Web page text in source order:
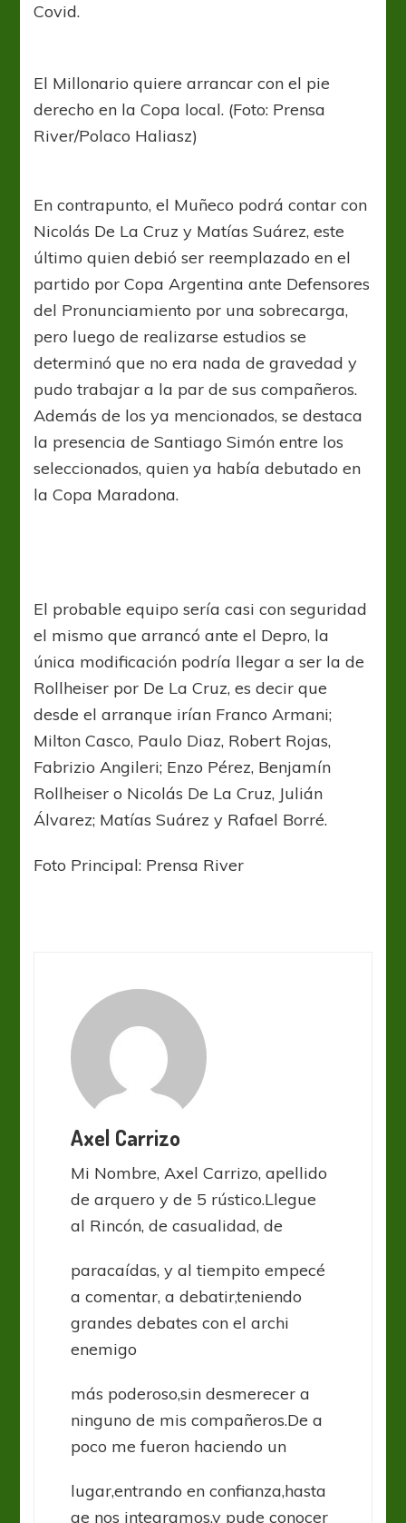
Covid.
El Millonario quiere arrancar con el pie
derecho en la Copa local. (Foto: Prensa
River/Polaco Haliasz)
En contrapunto, el Muñeco podrá contar con
Nicolás De La Cruz y Matías Suárez, este
último quien debió ser reemplazado en el
partido por Copa Argentina ante Defensores
del Pronunciamiento por una sobrecarga,
pero luego de realizarse estudios se
determinó que no era nada de gravedad y
pudo trabajar a la par de sus compañeros.
Además de los ya mencionados, se destaca
la presencia de Santiago Simón entre los
seleccionados, quien ya había debutado en
la Copa Maradona.
El probable equipo sería casi con seguridad
el mismo que arrancó ante el Depro, la
única modificación podría llegar a ser la de
Rollheiser por De La Cruz, es decir que
desde el arranque irían Franco Armani;
Milton Casco, Paulo Diaz, Robert Rojas,
Fabrizio Angileri; Enzo Pérez, Benjamín
Rollheiser o Nicolás De La Cruz, Julián
Álvarez; Matías Suárez y Rafael Borré.
Foto Principal: Prensa River
Axel Carrizo
Mi Nombre, Axel Carrizo, apellido
de arquero y de 5 rústico.Llegue
al Rincón, de casualidad, de
paracaídas, y al tiempito empecé
a comentar, a debatir,teniendo
grandes debates con el archi
enemigo
más poderoso,sin desmerecer a
ninguno de mis compañeros.De a
poco me fueron haciendo un
lugar,entrando en confianza,hasta
qe nos integramos,y pude conocer